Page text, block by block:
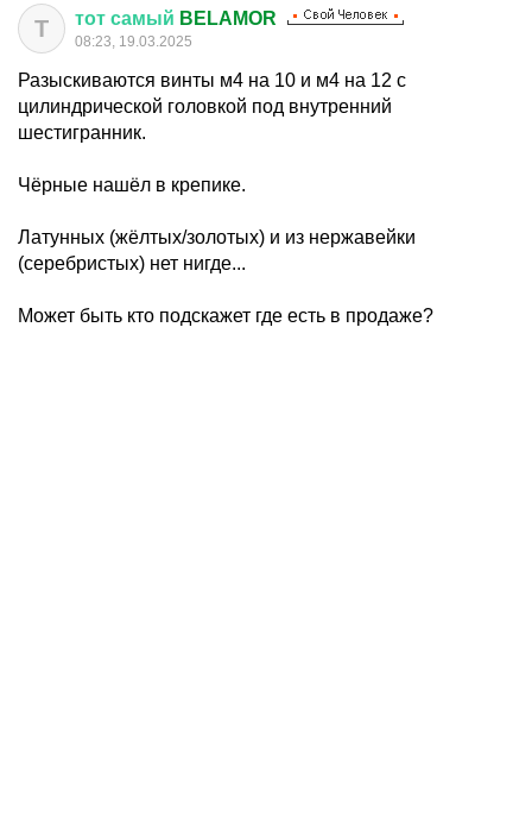
Т тот самый BELAMOR
08:23, 19.03.2025
Разыскиваются винты м4 на 10 и м4 на 12 с
цилиндрической головкой под внутренний
шестигранник.
Чёрные нашёл в крепике.
Латунных (жёлтых/золотых) и из нержавейки
(серебристых) нет нигде...
Может быть кто подскажет где есть в продаже?